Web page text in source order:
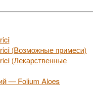
(Возможные примеси)
(Лекарственные
— Folium Aloes